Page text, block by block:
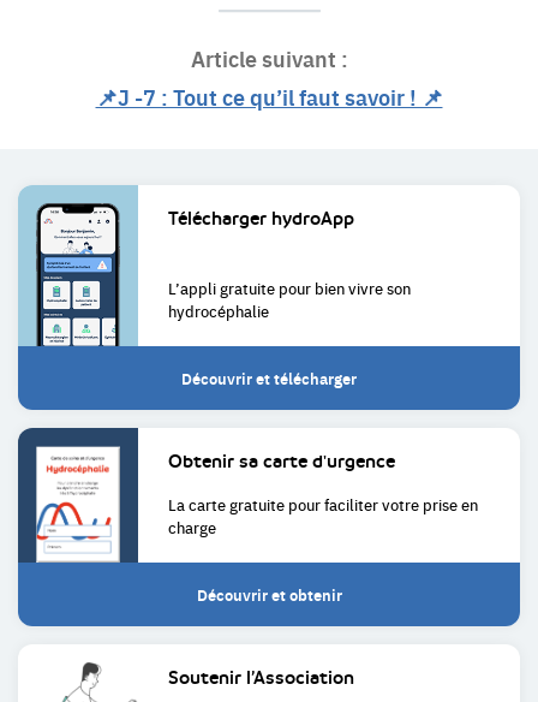
Article suivant :
📌J -7 : Tout ce qu’il faut savoir ! 📌
Liens
utiles
Télécharger hydroApp
L’appli gratuite pour bienvivre son
hydrocéphalie
Découvrir et télécharger
Obtenir sa carte d'urgence
La carte gratuite pour facilitervotre prise en
charge
Découvrir et obtenir
Soutenir l’Association